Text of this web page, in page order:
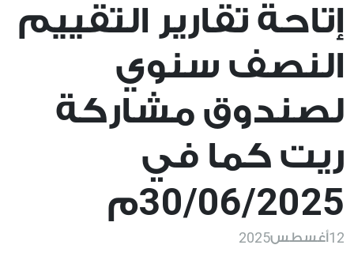
إتاحة تقارير التقييم
النصف سنوي
لصندوق مشاركة
ريت كما في
30/06/2025م
12أغسطس2025